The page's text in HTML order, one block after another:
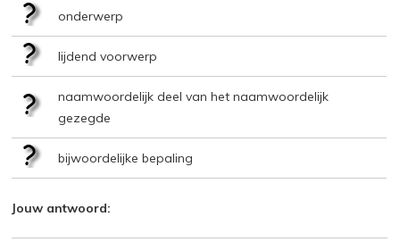
onderwerp
lijdend voorwerp
naamwoordelijk deel van het naamwoordelijk
gezegde
bijwoordelijke bepaling
Jouw antwoord: